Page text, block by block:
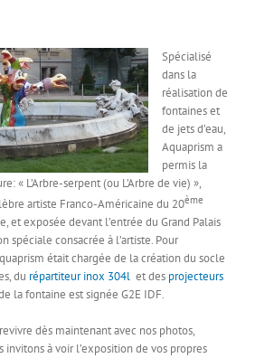
Spécialisé
dans la
réalisation de
fontaines et
de jets d’eau,
Aquaprism a
permis la
« L’Arbre-serpent (ou L’Arbre de vie) »,
artiste Franco-Américaine du 20ème
et exposée devant l’entrée du Grand Palais
spéciale consacrée à l’artiste. Pour
était chargée de la création du socle
du répartiteur inox 304l et des projecteurs
la fontaine est signée G2E IDF.
dès maintenant avec nos photos,
invitons à voir l’exposition de vos propres